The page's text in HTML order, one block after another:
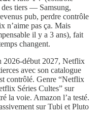
tiers — Samsung,
pub, perdre contrôle
n’aime pas ça. Mais
il y a 3 ans), fait
changent.
2026-début 2027, Netflix
avec son catalogue
contrôlé. Genre “Netflix
Séries Cultes” sur
la voie. Amazon l’a testé.
sur Tubi et Pluto